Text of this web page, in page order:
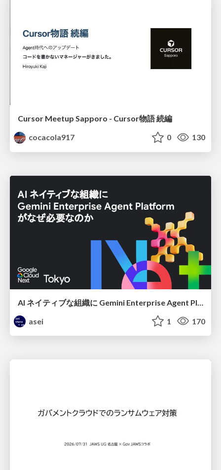
Cursor Meetup Sapporo - Cursor物語 続編
cocacola917
0 130
asei
1 170